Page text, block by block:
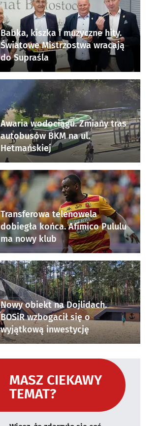
Babka, kiszka i muzyczne hity.
Światowe Mistrzostwa wracają
do Supraśla
Awaria wodociągu. Zmiany tras
autobusów BKM na ul.
Hetmańskiej
Transferowa telenowela
dobiegła końca. Afimico Pululu
ma nowy klub
Nowy obiekt na Dojlidach.
BOSiR wzbogacił się o
wyjątkową inwestycję
MASZ CIEKAWY
TEMAT?